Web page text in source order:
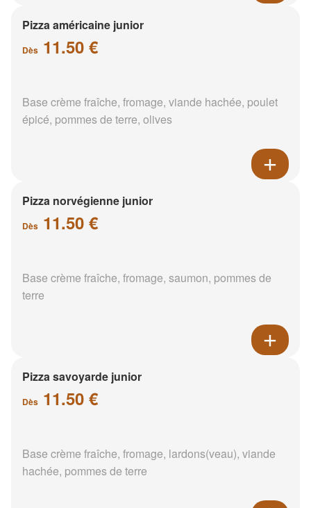
Pizza américaine junior
Dès 11.50 €
Base crème fraîche, fromage, viande hachée, poulet
épicé, pommes de terre, olives
Pizza norvégienne junior
Dès 11.50 €
Base crème fraîche, fromage, saumon, pommes de
terre
Pizza savoyarde junior
Dès 11.50 €
Base crème fraîche, fromage, lardons(veau), viande
hachée, pommes de terre